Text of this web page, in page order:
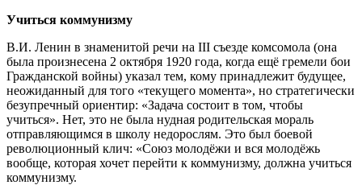
Учиться коммунизму
В.И. Ленин в знаменитой речи на III съезде комсомола (она
была произнесена 2 октября 1920 года, когда ещё гремели бои
Гражданской войны) указал тем, кому принадлежит будущее,
неожиданный для того «текущего момента», но стратегически
безупречный ориентир: «Задача состоит в том, чтобы
учиться». Нет, это не была нудная родительская мораль
отправляющимся в школу недорослям. Это был боевой
революционный клич: «Союз молодёжи и вся молодёжь
вообще, которая хочет перейти к коммунизму, должна учиться
коммунизму.